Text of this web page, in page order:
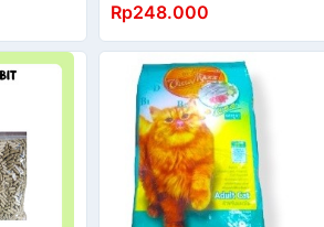
10KG
Rp248.000